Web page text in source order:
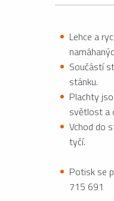
Lehce a
Součástí
stánku.
Plachty
světlost a
Vchod do
tyčí.
Potisk se
715 691